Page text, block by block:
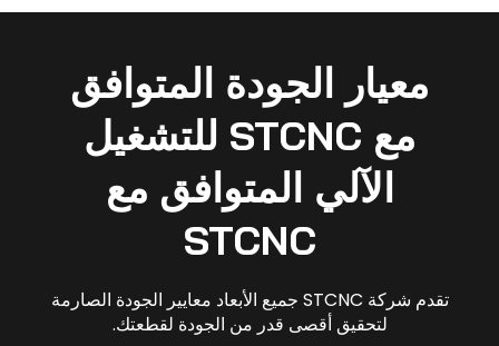
معيار الجودة المتوافق
مع STCNC للتشغيل
الآلي المتوافق مع
STCNC
تقدم شركة STCNC جميع الأبعاد معايير الجودة الصارمة
لتحقيق أقصى قدر من الجودة لقطعتك.